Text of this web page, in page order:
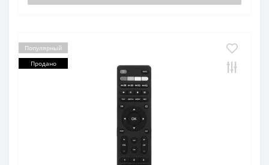
Популярный
Продано